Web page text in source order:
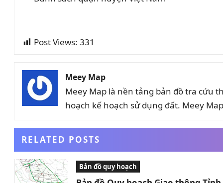
Post Views: 331
Meey Map
Meey Map là nền tảng bản đồ tra cứu
hoạch kế hoạch sử dụng đất. Meey
RELATED POSTS
Bản đồ quy hoạch